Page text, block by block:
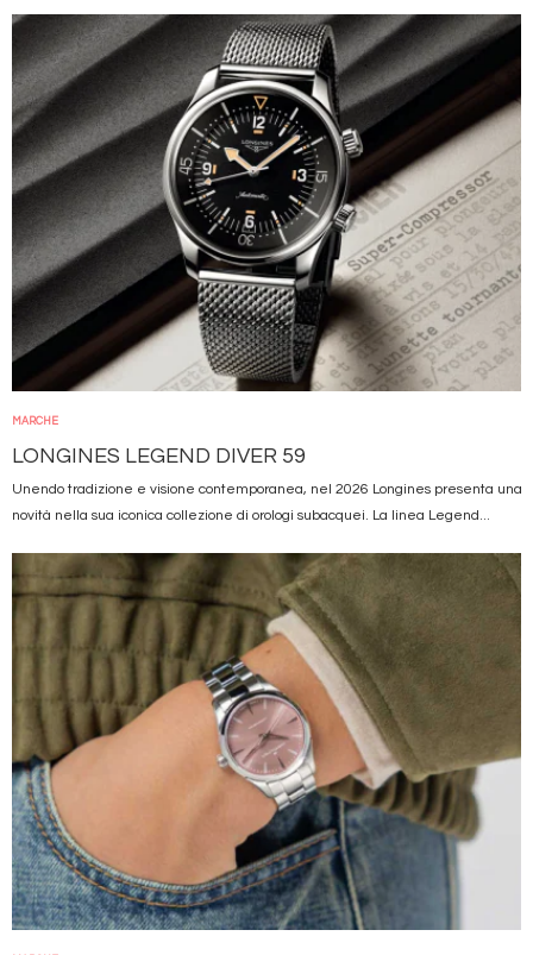
Immagine
MARCHE
LONGINES LEGEND DIVER 59
Unendo tradizione e visione contemporanea, nel 2026 Longines presenta una
novità nella sua iconica collezione di orologi subacquei. La linea Legend...
Immagine